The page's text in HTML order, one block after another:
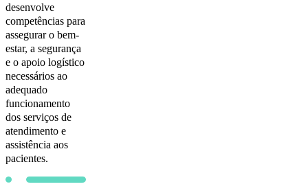
desenvolve
competências para
assegurar o bem-
estar, a segurança
e o apoio logístico
necessários ao
adequado
funcionamento
dos serviços de
atendimento e
assistência aos
pacientes.